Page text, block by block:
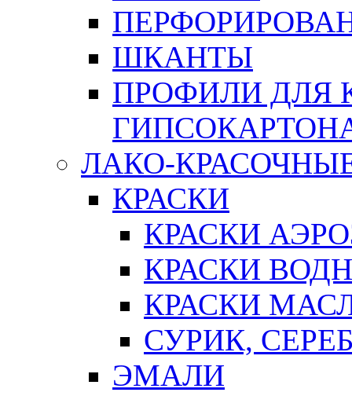
ШКАНТЫ
ПРОФИЛИ ДЛЯ
ЛАКО-
КРАСКИ
КРАСКИ
КРАСКИ
КРАСКИ
СУРИК,
ЭМАЛИ